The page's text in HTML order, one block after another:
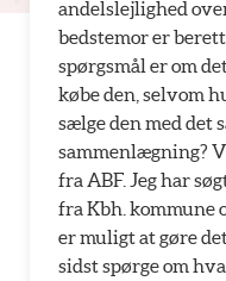
andelslejlighed
bedstemor er
spørgsmål er om
købe den, selvom
sælge den med det
sammenlægning?
fra ABF. Jeg har
fra Kbh. kommune
er muligt at gøre
sidst spørge om